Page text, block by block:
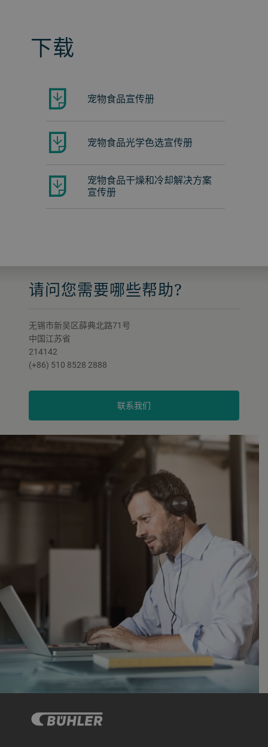
下载
宠物食品宣传册
宠物食品光学色选宣传册
宠物食品干燥和冷却解决方案
宣传册
请问您需要哪些帮助?
无锡市新吴区薛典北路71号
中国江苏省
214142
(+86) 510 8528 2888
联系我们